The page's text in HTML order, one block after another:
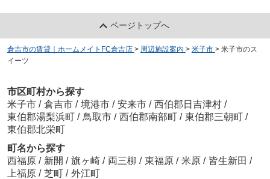
ページトップへ
倉吉市の賃貸｜ホームメイトFC倉吉店 > 周辺施設案内 > 米子市 > 米子市のス
イーツ
市区町村から探す
米子市 / 倉吉市 / 境港市 / 安来市 / 西伯郡日吉津村 /
東伯郡湯梨浜町 / 鳥取市 / 西伯郡南部町 / 東伯郡三朝町 /
東伯郡北栄町
町名から探す
西福原 / 新開 / 旗ヶ崎 / 両三柳 / 東福原 / 米原 / 皆生新田 /
上福原 / 芝町 / 外江町